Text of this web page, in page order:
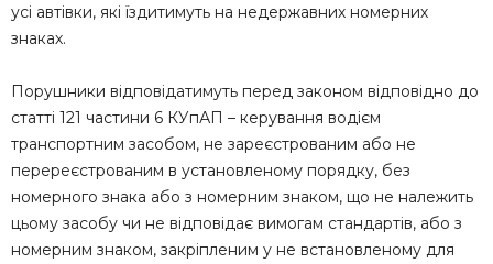
усі автівки, які їздитимуть на недержавних номерних
знаках.
Порушники відповідатимуть перед законом відповідно до
статті 121 частини 6 КУпАП – керування водієм
транспортним засобом, не зареєстрованим або не
перереєстрованим в установленому порядку, без
номерного знака або з номерним знаком, що не належить
цьому засобу чи не відповідає вимогам стандартів, або з
номерним знаком, закріпленим у не встановленому для